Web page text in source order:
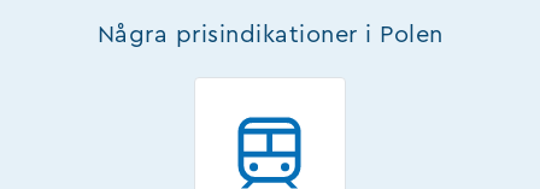
Några prisindikationer i Polen